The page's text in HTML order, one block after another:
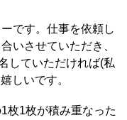
です。仕事を依頼し
いさせていただき、
していただければ(私
しいです。
枚1枚が積み重なった